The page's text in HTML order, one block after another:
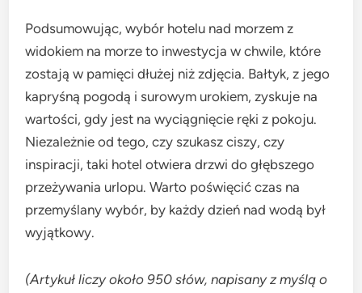
Podsumowując, wybór hotelu nad morzem z
widokiem na morze to inwestycja w chwile, które
zostają w pamięci dłużej niż zdjęcia. Bałtyk, z jego
kapryśną pogodą i surowym urokiem, zyskuje na
wartości, gdy jest na wyciągnięcie ręki z pokoju.
Niezależnie od tego, czy szukasz ciszy, czy
inspiracji, taki hotel otwiera drzwi do głębszego
przeżywania urlopu. Warto poświęcić czas na
przemyślany wybór, by każdy dzień nad wodą był
wyjątkowy.
(Artykuł liczy około 950 słów, napisany z myślą o